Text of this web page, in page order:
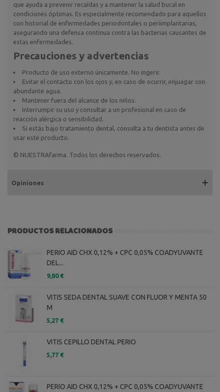
que ayuda a prevenir recaídas y a mantener la salud bucal en
condiciones óptimas. Es especialmente recomendado para aquellos
con historial de enfermedades periodontales o periimplantarias,
asegurando una defensa continua contra las bacterias causantes de
estas enfermedades.
Precauciones y advertencias
Producto de uso externo únicamente. No ingerir.
Evitar el contacto con los ojos y, en caso de ocurrir, enjuagar con
abundante agua.
Mantener fuera del alcance de los niños.
Interrumpir su uso y consultar a un profesional en caso de
reacción alérgica o sensibilidad.
Si estás bajo tratamiento dental, consulta a tu dentista antes de
usar este producto.
© NUESTRAfarma. Todos los derechos reservados.
Opiniones
PRODUCTOS RELACIONADOS
PERIO AID CHX 0,12% + CPC 0,05% COADYUVANTE
DEL...
9,80 €
VITIS SEDA DENTAL SUAVE CON FLUOR Y MENTA 50
M
5,27 €
VITIS CEPILLO DENTAL PERIO
5,77 €
PERIO AID CHX 0,12% + CPC 0,05% COADYUVANTE